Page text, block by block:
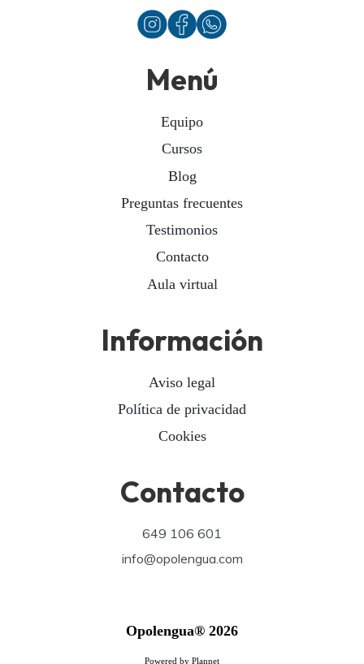
Menú
Equipo
Cursos
Blog
Preguntas frecuentes
Testimonios
Contacto
Aula virtual
Información
Aviso legal
Política de privacidad
Cookies
Contacto
649 106 601
info@opolengua.com
Opolengua® 2026
Powered by Plannet